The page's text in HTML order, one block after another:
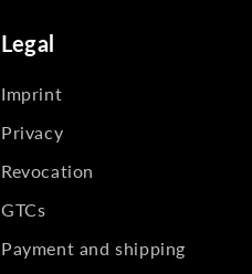
Legal
Imprint
Privacy
Revocation
GTCs
Payment and shipping